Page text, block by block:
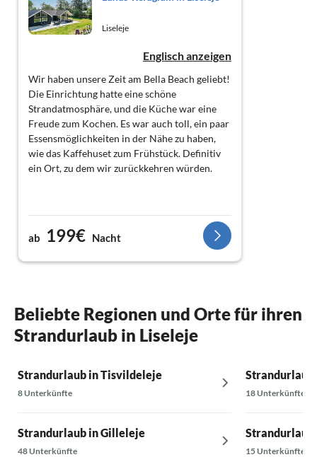
Liseleje
Englisch anzeigen
Wir haben unsere Zeit am Bella Beach geliebt!
Die Einrichtung hatte eine schöne
Strandatmosphäre, und die Küche war eine
Freude zum Kochen. Es war auch toll, ein paar
Essensmöglichkeiten in der Nähe zu haben,
wie das Kaffehuset zum Frühstück. Definitiv
ein Ort, zu dem wir zurückkehren würden.
ab 199€ Nacht
Beliebte Regionen und Orte für ihren
Strandurlaub in Liseleje
Strandurlaub in Tisvildeleje
8 Unterkünfte
Strandurlaub in Gilleleje
48 Unterkünfte
18 Unterkünfte
Strandurlaub
15 Unterkünfte